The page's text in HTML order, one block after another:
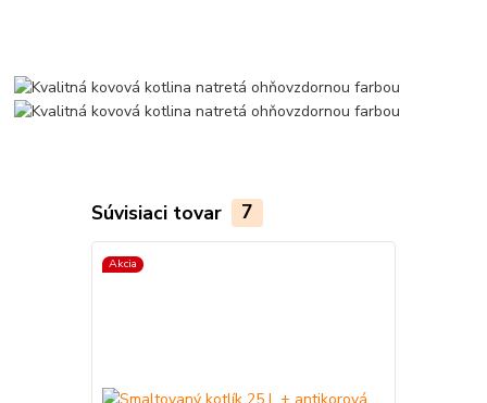
Súvisiaci tovar 7
Akcia